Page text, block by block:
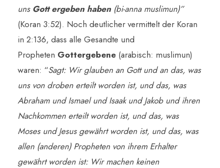
uns Gott ergeben haben(bi-anna muslimun)”
(Koran 3:52). Noch deutlicher vermittelt der Koran
in 2:136, dass alle Gesandte und
Propheten Gottergebene(arabisch: muslimun)
waren: “Sagt: Wir glauben an Gott und an das, was
uns von droben erteilt worden ist, und das, was
Abraham und Ismael und Isaak und Jakob und ihren
Nachkommen erteilt worden ist, und das, was
Moses und Jesus gewährt worden ist, und das, was
allen (anderen) Propheten von ihrem Erhalter
gewährt worden ist: Wir machen keinen